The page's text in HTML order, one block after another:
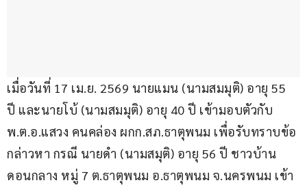
เมื่อวันที่ 17 เม.ย. 2569 นายแมน (นามสมมุติ) อายุ 55
ปี และนายโบ้ (นามสมมุติ) อายุ 40 ปี เข้ามอบตัวกับ
พ.ต.อ.แสวง คนคล่อง ผกก.สภ.ธาตุพนม เพื่อรับทราบข้อ
กล่าวหา กรณี นายดำ (นามสมุติ) อายุ 56 ปี ชาวบ้าน
ดอนกลาง หมู่ 7 ต.ธาตุพนม อ.ธาตุพนม จ.นครพนม เข้า